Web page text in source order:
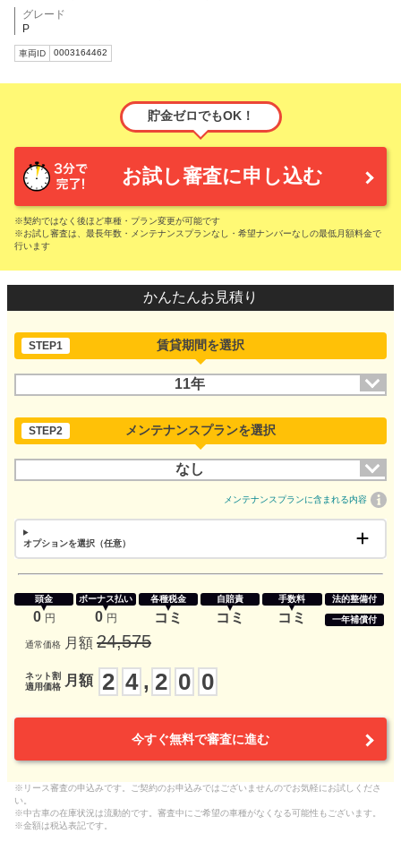
グレード
P
車両ID 0003164462
貯金ゼロでもOK！
お試し審査に申し込む
※契約ではなく後ほど車種・プラン変更が可能です
※お試し審査は、最長年数・メンテナンスプランなし・希望ナンバーなしの最低月額料金で
行います
かんたんお見積り
STEP1 賃貸期間を選択
11年
STEP2 メンテナンスプランを選択
なし
メンテナンスプランに含まれる内容
オプションを選択（任意）
頭金
0 円
ボーナス払い
0 円
各種税金
コミ
自賠責
コミ
手数料
コミ
法的整備付
一年補償付
通常価格 月額 24,575
ネット割
適用価格
月額 2 4 , 2 0 0
今すぐ無料で審査に進む
※リース審査の申込みです。ご契約のお申込みではございませんのでお気軽にお試しくださ
い。
※中古車の在庫状況は流動的です。審査中にご希望の車種がなくなる可能性もございます。
※金額は税込表記です。